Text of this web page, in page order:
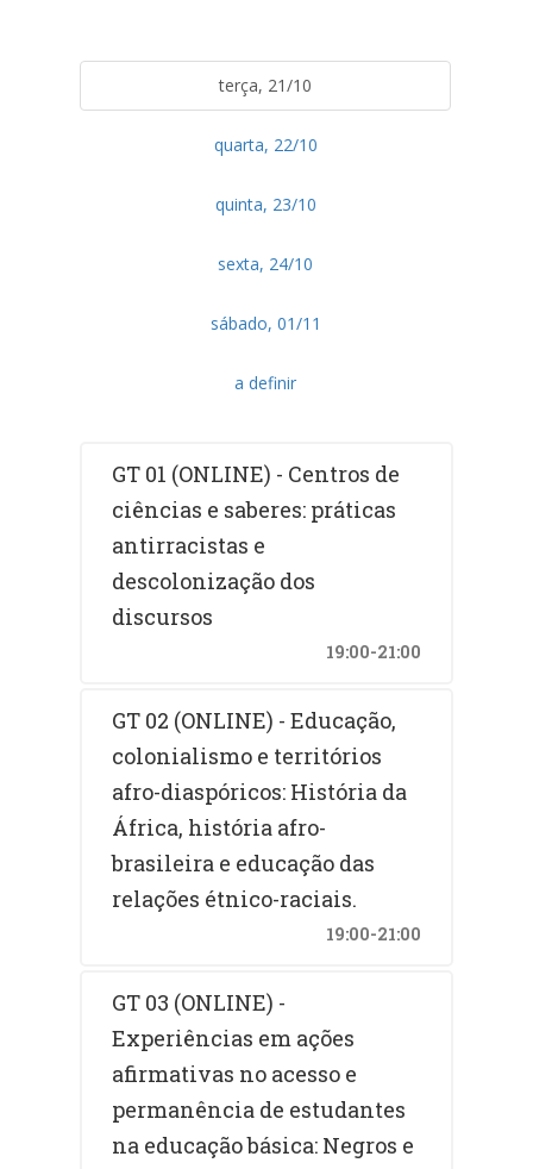
terça, 21/10
quarta, 22/10
quinta, 23/10
sexta, 24/10
sábado, 01/11
a definir
GT 01 (ONLINE) - Centros de
ciências e saberes: práticas
antirracistas e
descolonização dos
discursos
19:00-21:00
GT 02 (ONLINE) - Educação,
colonialismo e territórios
afro-diaspóricos: História da
África, história afro-
brasileira e educação das
relações étnico-raciais.
19:00-21:00
GT 03 (ONLINE) -
Experiências em ações
afirmativas no acesso e
permanência de estudantes
na educação básica: Negros e